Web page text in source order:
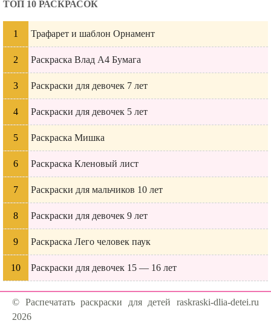
ТОП 10 РАСКРАСОК
Трафарет и шаблон Орнамент
Раскраска Влад А4 Бумага
Раскраски для девочек 7 лет
Раскраски для девочек 5 лет
Раскраска Мишка
Раскраска Кленовый лист
Раскраски для мальчиков 10 лет
Раскраски для девочек 9 лет
Раскраска Лего человек паук
Раскраски для девочек 15 — 16 лет
© Распечатать раскраски для детей raskraski-dlia-detei.ru
2026